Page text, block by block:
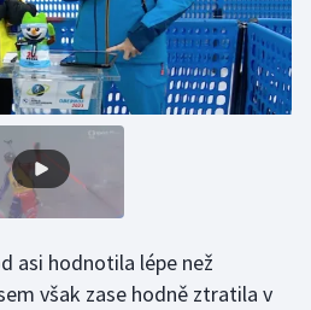
asi hodnotila lépe než
však zase hodně ztratila v